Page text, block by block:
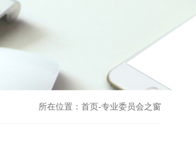
所在位置：首页-专业委员会之窗